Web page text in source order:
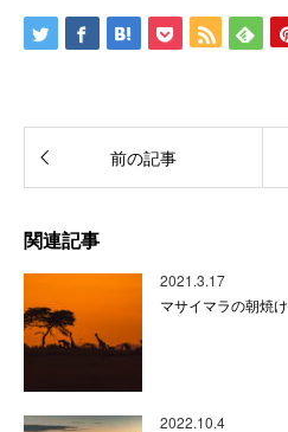
前の記事
関連記事
2021.3.17
マサイマラの朝焼け
2022.10.4